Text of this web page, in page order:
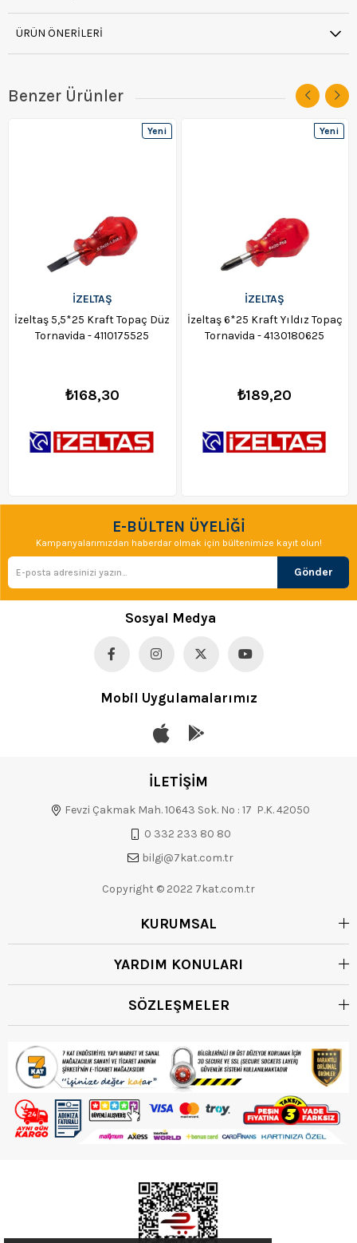
ÜRÜN ÖNERILERI
Benzer Ürünler
İZELTAŞ
İzeltaş 5,5*25 Kraft Topaç Düz
Tornavida - 4110175525
₺168,30
Yeni
İZELTAŞ
İzeltaş 6*25 Kraft Yıldız Topaç
Tornavida - 4130180625
₺189,20
Yeni
E-BÜLTEN ÜYELİĞİ
Kampanyalarımızdan haberdar olmak için bültenimize kayıt olun!
Gönder
Sosyal Medya
Mobil Uygulamalarımız
İLETİŞİM
Fevzi Çakmak Mah. 10643 Sok. No : 17 P.K. 42050
0 332 233 80 80
bilgi@7kat.com.tr
Copyright © 2022 7kat.com.tr
KURUMSAL
YARDIM KONULARI
SÖZLEŞMELER